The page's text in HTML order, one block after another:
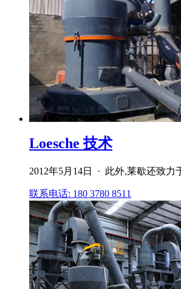
Loesche 技术
2012年5月14日 · 此外,莱歇还致
联系电话: 180 3780 8511